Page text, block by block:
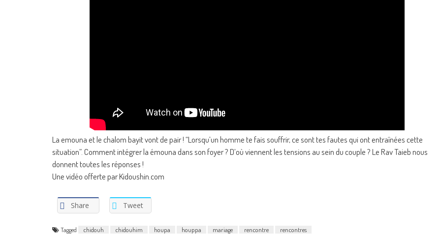
La emouna et le chalom bayit vont de pair ! “Lorsqu’un homme te fais souffrir, ce sont tes fautes qui ont entraînées cette
situation”. Comment intégrer la émouna dans son foyer ? D’où viennent les tensions au sein du couple ? Le Rav Taieb nous
donnent toutes les réponses !
Une vidéo offerte par Kidoushin.com
Share Tweet
Tagged chidouh chidouhim houpa houppa mariage rencontre rencontres